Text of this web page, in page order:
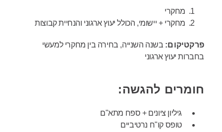
מחקרי
מחקרי + יישומי, הכולל יעוץ ארגוני והנחיית קבוצות
פרקטיקום: בשנה השנייה, בחירה בין מחקרי למעשי
בחברות יעוץ ארגוני
חומרים להגשה:
גיליון ציונים + ספח מתא"ם
טופס קו"ח נרטיביים